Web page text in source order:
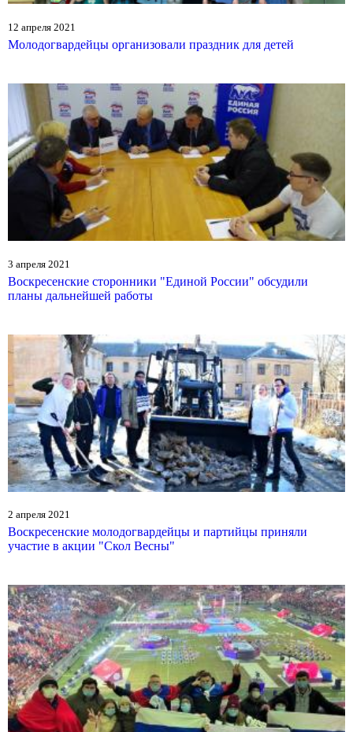
12 апреля 2021
Молодогвардейцы организовали праздник для детей
3 апреля 2021
Воскресенские сторонники "Единой России" обсудили
планы дальнейшей работы
2 апреля 2021
Воскресенские молодогвардейцы и партийцы приняли
участие в акции "Скол Весны"